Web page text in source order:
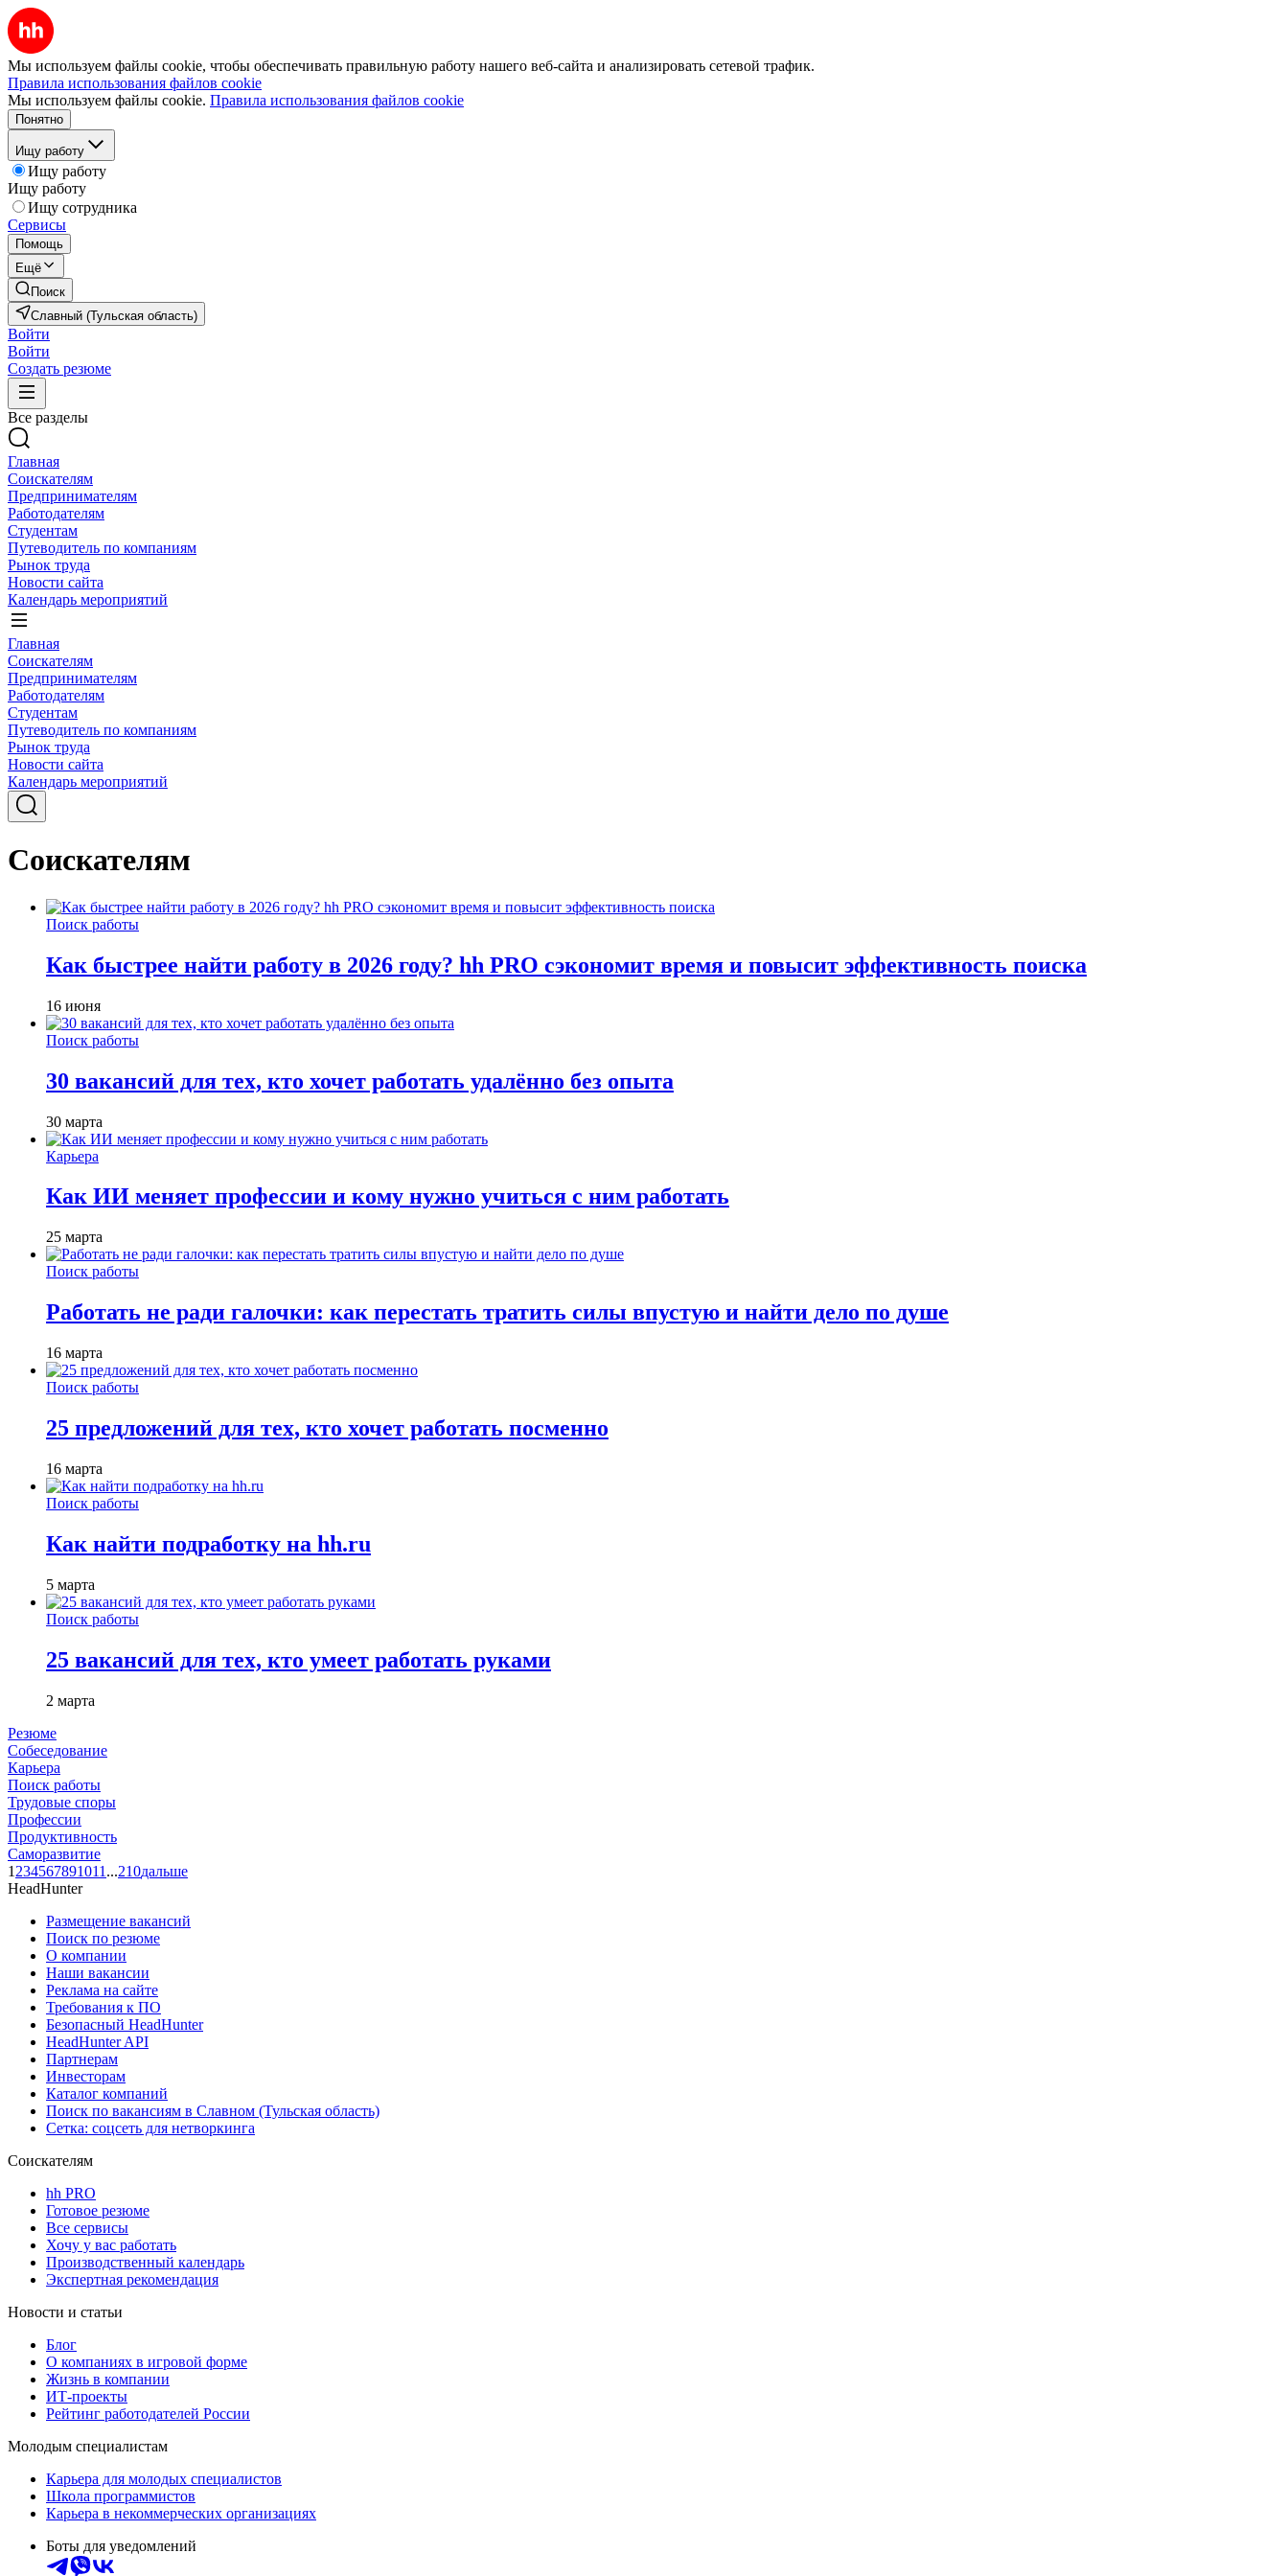
Мы используем файлы cookie, чтобы обеспечивать правильную работу нашего веб-сайта и анализировать сетевой трафик.
Правила использования файлов cookie
Мы используем файлы cookie. Правила использования файлов cookie
Понятно
Ищу работу
Ищу работу
Ищу работу
Ищу сотрудника
Сервисы
Помощь
Ещё
Поиск
Славный (Тульская область)
Войти
Войти
Создать резюме
Все разделы
Главная
Соискателям
Предпринимателям
Работодателям
Студентам
Путеводитель по компаниям
Рынок труда
Новости сайта
Календарь мероприятий
Главная
Соискателям
Предпринимателям
Работодателям
Студентам
Путеводитель по компаниям
Рынок труда
Новости сайта
Календарь мероприятий
Соискателям
Поиск работы
Как быстрее найти работу в 2026 году? hh PRO сэкономит время и повысит эффективность поиска
16 июня
Поиск работы
30 вакансий для тех, кто хочет работать удалённо без опыта
30 марта
Карьера
Как ИИ меняет профессии и кому нужно учиться с ним работать
25 марта
Поиск работы
Работать не ради галочки: как перестать тратить силы впустую и найти дело по душе
16 марта
Поиск работы
25 предложений для тех, кто хочет работать посменно
16 марта
Поиск работы
Как найти подработку на hh.ru
5 марта
Поиск работы
25 вакансий для тех, кто умеет работать руками
2 марта
Резюме
Собеседование
Карьера
Поиск работы
Трудовые споры
Профессии
Продуктивность
Саморазвитие
1 234567891011 ...210дальше
HeadHunter
Размещение вакансий
Поиск по резюме
О компании
Наши вакансии
Реклама на сайте
Требования к ПО
Безопасный HeadHunter
HeadHunter API
Партнерам
Инвесторам
Каталог компаний
Поиск по вакансиям в Славном (Тульская область)
Сетка: соцсеть для нетворкинга
Соискателям
hh PRO
Готовое резюме
Все сервисы
Хочу у вас работать
Производственный календарь
Экспертная рекомендация
Новости и статьи
Блог
О компаниях в игровой форме
Жизнь в компании
ИТ-проекты
Рейтинг работодателей России
Молодым специалистам
Карьера для молодых специалистов
Школа программистов
Карьера в некоммерческих организациях
Боты для уведомлений